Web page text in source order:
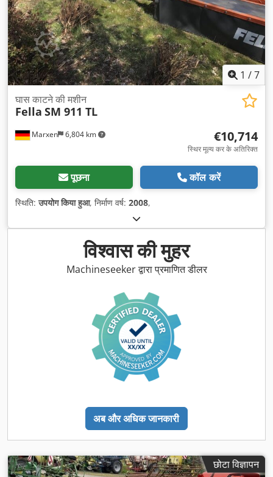
1 /7
Marxen 6,804 km
घास काटने की मशीन
Fella SM 911 TL
€10,714
स्थिर मूल्य कर के अतिरिक्त
पूछना कॉल करें
स्थिति:उपयोग किया हुआ, निर्माण वर्ष: 2008,
विश्वास की मुहर
Machineseeker द्वारा प्रमाणित डीलर
अब और अधिक जानकारी
छोटा विज्ञापन